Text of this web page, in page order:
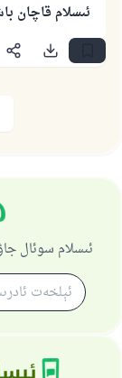
ئىسلام قاچان
ئىسلام سوئال